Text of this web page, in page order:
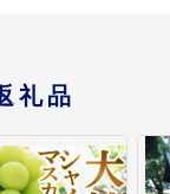
礼品